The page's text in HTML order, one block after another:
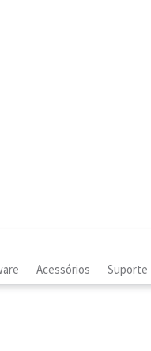
Acessórios Suporte